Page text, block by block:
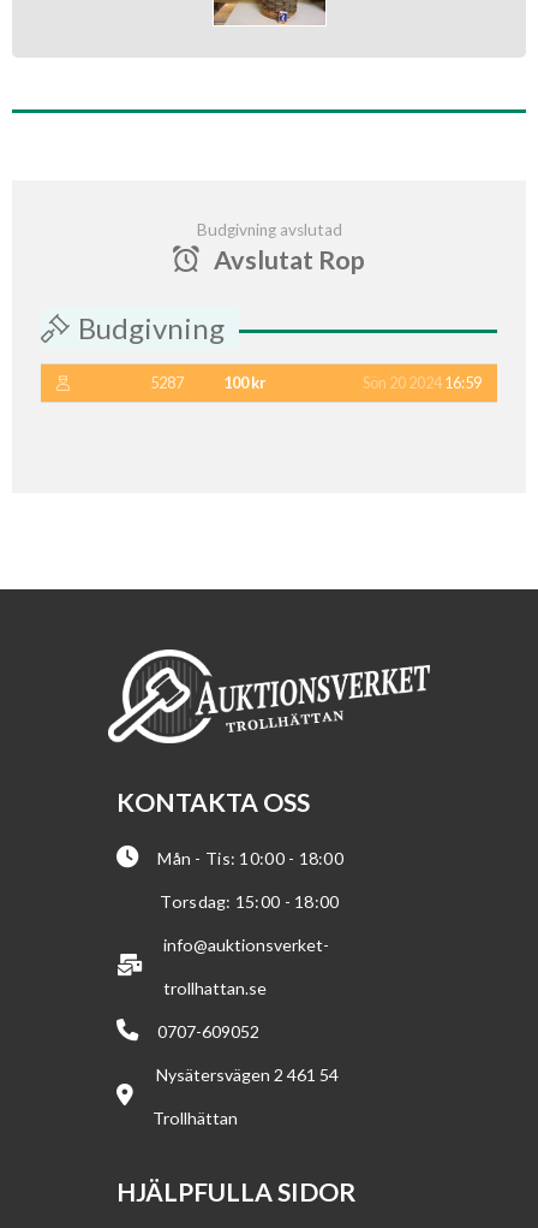
Budgivning avslutad
Avslutat Rop
Budgivning
5287 100 kr Sön 20 202416:59
KONTAKTA OSS
Mån - Tis: 10:00 - 18:00
Torsdag: 15:00 - 18:00
info@auktionsverket-
trollhattan.se
0707-609052
Nysätersvägen 2 461 54
Trollhättan
HJÄLPFULLA SIDOR